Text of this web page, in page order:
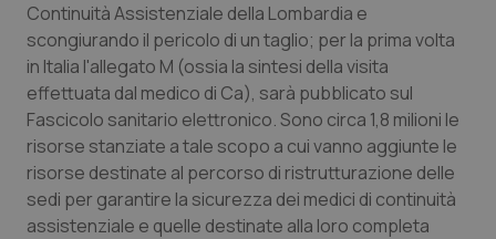
Quotidiano Oncologia
Quotidiano Pediatria
Rene & patologie urogenitali
Salute orale & impianti
Continuità Assistenziale della Lombardia e
scongiurando il pericolo di un taglio; per la prima volta
in Italia l'allegato M (ossia la sintesi della visita
effettuata dal medico di Ca), sarà pubblicato sul
Fascicolo sanitario elettronico. Sono circa 1,8 milioni le
risorse stanziate a tale scopo a cui vanno aggiunte le
risorse destinate al percorso di ristrutturazione delle
sedi per garantire la sicurezza dei medici di continuità
assistenziale e quelle destinate alla loro completa